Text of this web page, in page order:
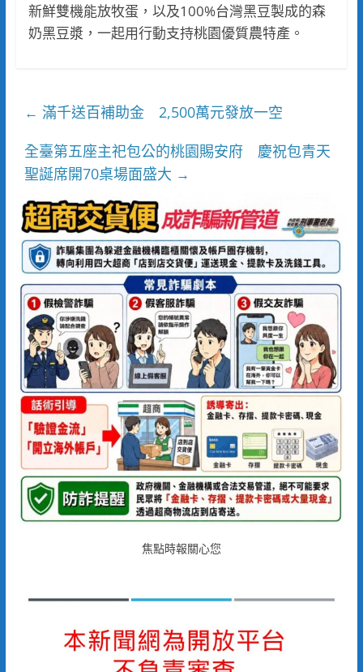
新鮮雙機能放牧蛋，以及100%台灣黑豆製成的森
奶黑豆漿，一起用行動支持桃園優質農特產。
← 滿千送百補助金 2,500萬元發放一空
全臺第五座主祀包公的桃園賜安府 慶祝包青天
聖誕席開70桌場面盛大 →
焦點時報關心您